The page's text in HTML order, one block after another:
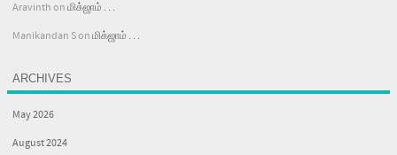
Aravinth on மிக்ஜாம் . . .
Manikandan Son மிக்ஜாம் . . .
ARCHIVES
May 2026
August 2024